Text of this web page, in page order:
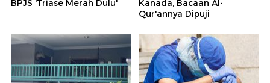
BPJS 'Triase Merah Dulu'
Kanada, Bacaan Al-
Qur'annya Dipuji